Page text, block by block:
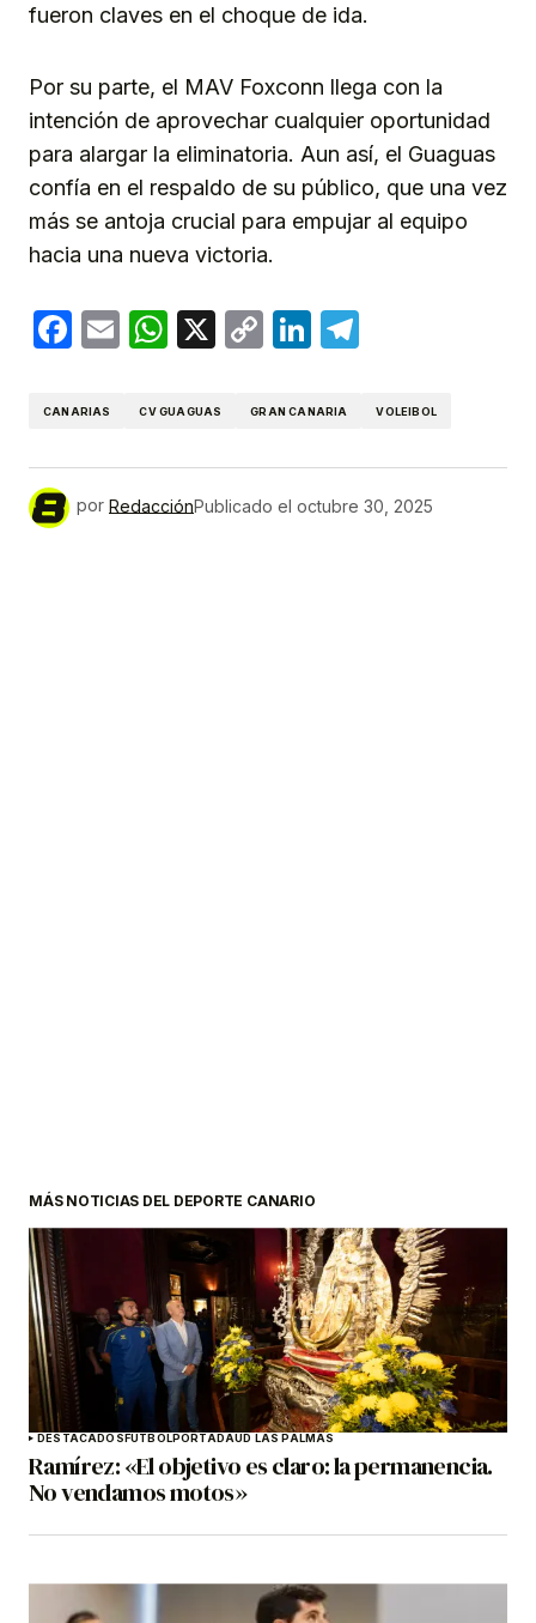
fueron claves en el choque de ida.
Por su parte, el MAV Foxconn llega con la
intención de aprovechar cualquier oportunidad
para alargar la eliminatoria. Aun así, el Guaguas
confía en el respaldo de su público, que una vez
más se antoja crucial para empujar al equipo
hacia una nueva victoria.
Facebook
EmailWhatsApp
X
CopyLinkedIn
CANARIAS CV GUAGUAS GRAN CANARIA VOLEIBOL
por RedacciónPublicado el octubre 30, 2025
MÁS NOTICIAS DEL DEPORTE CANARIO
DESTACADOSFÚTBOLPORTADAUD LAS PALMAS
Ramírez: «El objetivo es claro: la permanencia.
No vendamos motos»